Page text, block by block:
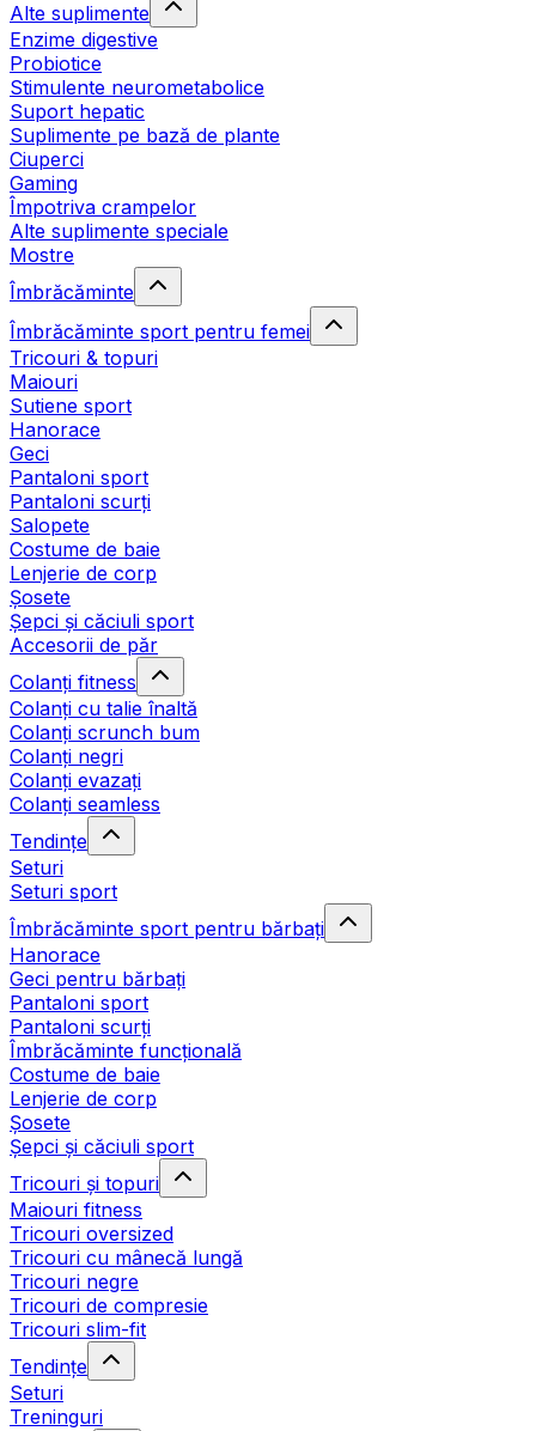
Alte suplimente
Enzime digestive
Probiotice
Stimulente neurometabolice
Suport hepatic
Suplimente pe bază de plante
Ciuperci
Gaming
Împotriva crampelor
Alte suplimente speciale
Mostre
Îmbrăcăminte
Îmbrăcăminte sport pentru femei
Tricouri & topuri
Maiouri
Sutiene sport
Hanorace
Geci
Pantaloni sport
Pantaloni scurți
Salopete
Costume de baie
Lenjerie de corp
Șosete
Șepci și căciuli sport
Accesorii de păr
Colanți fitness
Colanți cu talie înaltă
Colanți scrunch bum
Colanți negri
Colanți evazați
Colanți seamless
Tendințe
Seturi
Seturi sport
Îmbrăcăminte sport pentru bărbați
Hanorace
Geci pentru bărbați
Pantaloni sport
Pantaloni scurți
Îmbrăcăminte funcțională
Costume de baie
Lenjerie de corp
Șosete
Șepci și căciuli sport
Tricouri și topuri
Maiouri fitness
Tricouri oversized
Tricouri cu mânecă lungă
Tricouri negre
Tricouri de compresie
Tricouri slim-fit
Tendințe
Seturi
Treninguri